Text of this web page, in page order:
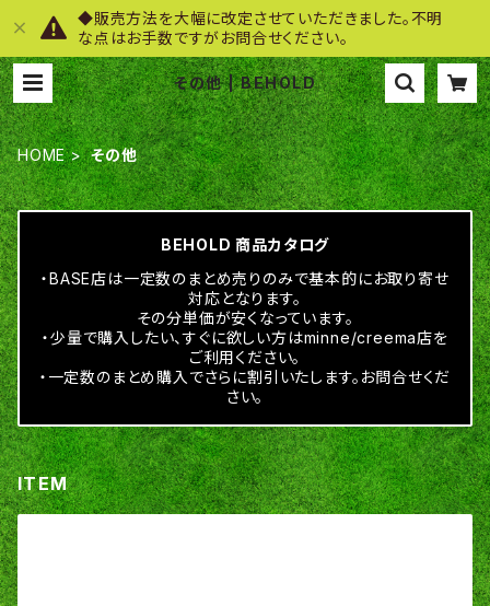
◆販売方法を大幅に改定させていただきました。不明
な点はお手数ですがお問合せください。
その他 | BEHOLD
HOME その他
BEHOLD 商品カタログ
・BASE店は一定数のまとめ売りのみで基本的にお取り寄せ
対応となります。
その分単価が安くなっています。
・少量で購入したい、すぐに欲しい方はminne/creema店を
ご利用ください。
・一定数のまとめ購入でさらに割引いたします。お問合せくだ
さい。
ITEM